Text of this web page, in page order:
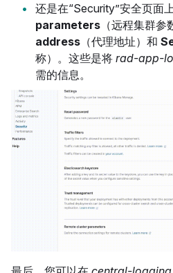
还是在“Security”安全页面
parameters （远程集群
address （代理地址）和
称）。这些是将 rad-app-
需的信息。